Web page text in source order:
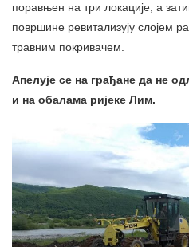
поравњен на три локације, а
површине ревитализују слојем
травним покривачем.
Апелује се на грађане да не
и на обалама ријеке Лим.